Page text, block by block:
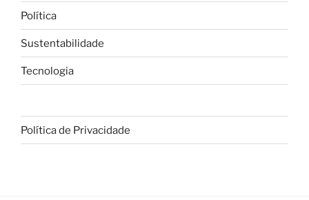
Política
Sustentabilidade
Tecnologia
Política de Privacidade